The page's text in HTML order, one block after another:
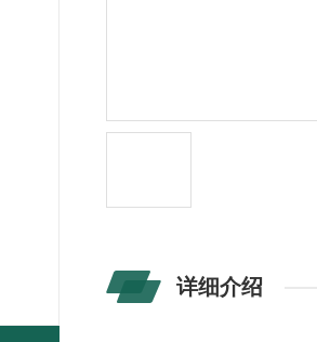
详细介绍